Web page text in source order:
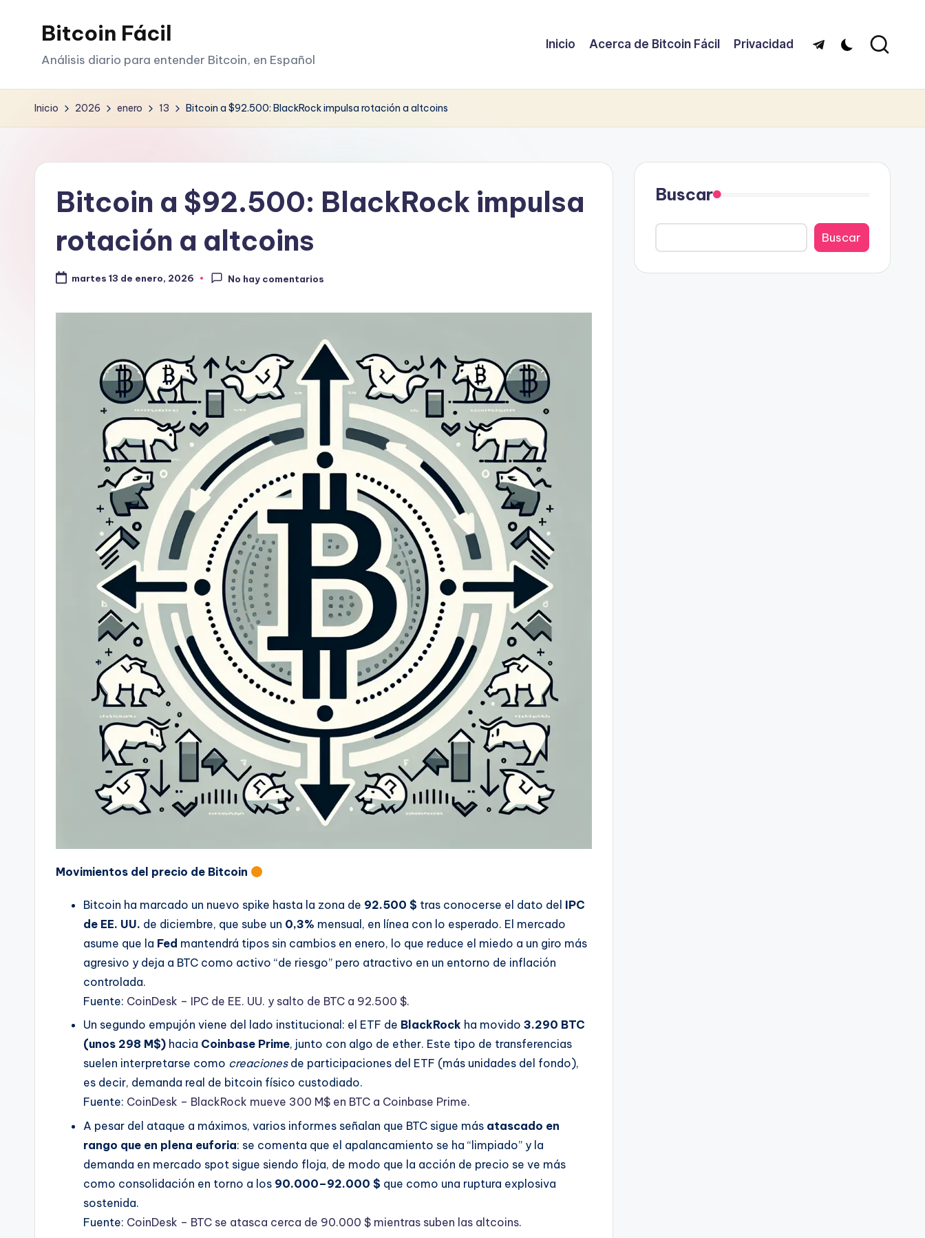
Bitcoin Fácil
Análisis diario para entender Bitcoin, en Español
Inicio Acerca de Bitcoin Fácil Privacidad Telegram
Inicio 2026 enero 13 Bitcoin a $92.500: BlackRock impulsa rotación a altcoins
Bitcoin a $92.500: BlackRock impulsa
rotación a altcoins
martes 13 de enero, 2026 No hay comentarios
Movimientos del precio de Bitcoin
Bitcoin ha marcado un nuevo spike hasta la zona de 92.500 $ tras conocerse el dato del IPC
de EE. UU. de diciembre, que sube un 0,3% mensual, en línea con lo esperado. El mercado
asume que la Fed mantendrá tipos sin cambios en enero, lo que reduce el miedo a un giro más
agresivo y deja a BTC como activo “de riesgo” pero atractivo en un entorno de inflación
controlada.
Fuente: CoinDesk – IPC de EE. UU. y salto de BTC a 92.500 $.
Un segundo empujón viene del lado institucional: el ETF de BlackRock ha movido 3.290 BTC
(unos 298 M$) hacia Coinbase Prime, junto con algo de ether. Este tipo de transferencias
suelen interpretarse como creacionesde participaciones del ETF (más unidades del fondo),
es decir, demanda real de bitcoin físico custodiado.
Fuente: CoinDesk – BlackRock mueve 300 M$ en BTC a Coinbase Prime.
A pesar del ataque a máximos, varios informes señalan que BTC sigue más atascado en
rango que en plena euforia: se comenta que el apalancamiento se ha “limpiado” y la
demanda en mercado spot sigue siendo floja, de modo que la acción de precio se ve más
como consolidación en torno a los 90.000–92.000 $ que como una ruptura explosiva
sostenida.
Fuente: CoinDesk – BTC se atasca cerca de 90.000 $ mientras suben las altcoins.
Buscar
Buscar